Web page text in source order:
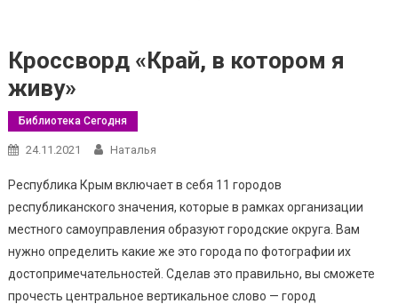
Кроссворд «Край, в котором я
живу»
Библиотека Сегодня
24.11.2021 Наталья
Республика Крым включает в себя 11 городов
республиканского значения, которые в рамках организации
местного самоуправления образуют городские округа. Вам
нужно определить какие же это города по фотографии их
достопримечательностей. Сделав это правильно, вы сможете
прочесть центральное вертикальное слово — город